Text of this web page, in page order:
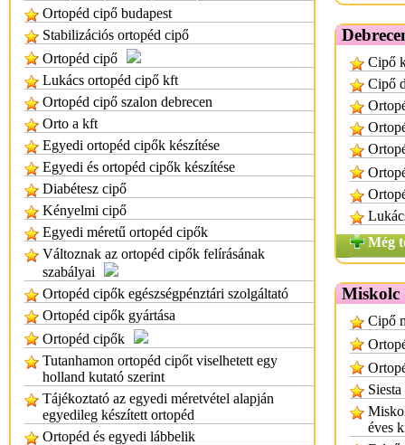
Ortopéd cipő budapest
Stabilizációs ortopéd cipő
Ortopéd cipő
Lukács ortopéd cipő kft
Ortopéd cipő szalon debrecen
Orto a kft
Egyedi ortopéd cipők készítése
Egyedi és ortopéd cipők készítése
Diabétesz cipő
Kényelmi cipő
Egyedi méretű ortopéd cipők
Változnak az ortopéd cipők felírásának
szabályai
Ortopéd cipők egészségpénztári szolgáltató
Ortopéd cipők gyártása
Ortopéd cipők
Tutanhamon ortopéd cipőt viselhetett egy
holland kutató szerint
Tájékoztató az egyedi méretvétel alapján
egyedileg készített ortopéd
Ortopéd és egyedi lábbelik
Cipő
Cipő
Még
Miskolc
Cipő
éves